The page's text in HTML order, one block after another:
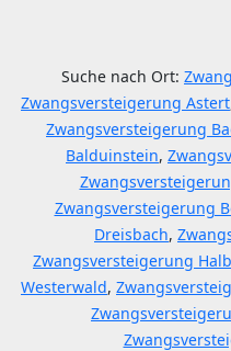
Suche nach Ort:
Zwangsversteigerung Astert
Zwangsversteigerung
Balduinstein,
Zwangsversteigerung
Dreisbach,
Zwangsversteigerung
Westerwald,